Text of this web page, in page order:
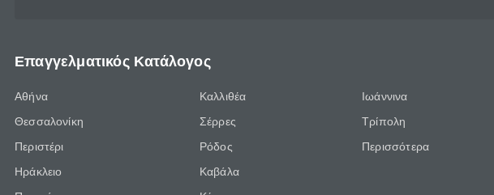
Επαγγελματικός Κατάλογος
Αθήνα
Θεσσαλονίκη
Περιστέρι
Ηράκλειο
Καλλιθέα
Σέρρες
Ρόδος
Καβάλα
Ιωάννινα
Τρίπολη
Περισσότερα